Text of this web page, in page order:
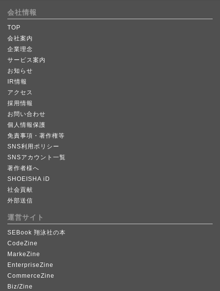
会社情報
TOP
会社案内
企業理念
サービス案内
お知らせ
IR情報
アクセス
採用情報
お問い合わせ
個人情報保護
免責事項・著作権等
SNS利用ポリシー
SNSアカウント一覧
著作者様へ
SHOEISHA iD
社会貢献
外部送信
運営サイト
SEBook 翔泳社の本
CodeZine
MarkeZine
EnterpriseZine
CommerceZine
Biz/Zine